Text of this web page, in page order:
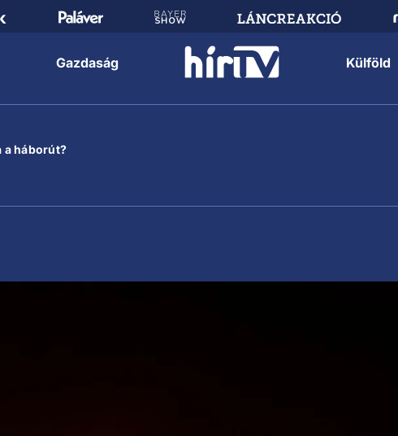
Gazdaság Külföld
a háborút?